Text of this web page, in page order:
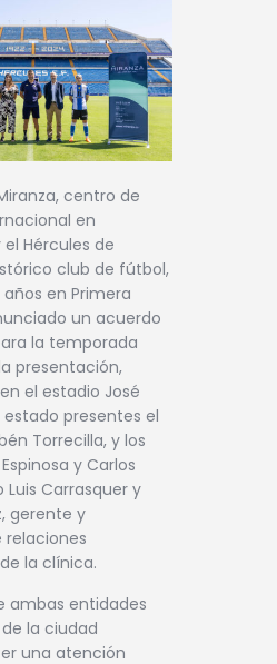
centro de
en
Hércules de
club de fútbol,
en Primera
un acuerdo
la temporada
presentación,
el estadio José
estado presentes el
Torrecilla, y los
y Carlos
Carrasquer y
gerente y
relaciones
la clínica.
ambas entidades
la ciudad
una atención